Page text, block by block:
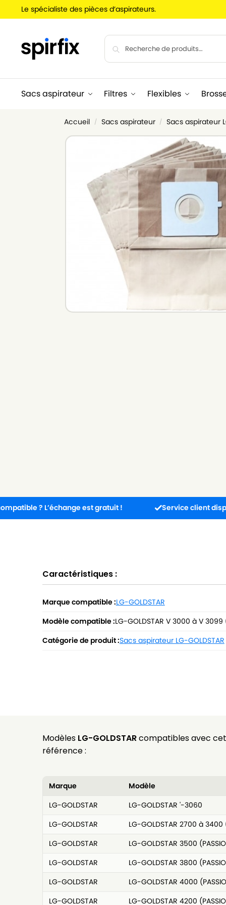
Le spécialiste des pièces d’aspirateurs.
Sacs aspirateur Filtres Flexibles
Accueil / Sacs aspirateur / Sacs aspirateur
L’échange est gratuit ! Service client disponible 5j/
Caractéristiques :
Marque compatible :LG-GOLDSTAR
Modèle compatible :LG-GOLDSTAR V 3000 à V 3099
Catégorie de produit :Sacs aspirateur LG-GOLDSTAR
Modèles LG-GOLDSTARcompatibles avec
référence :
Marque
Modèle
LG-GOLDSTAR
LG-GOLDSTAR '-3060
LG-GOLDSTAR
LG-GOLDSTAR 2700 à 3400
LG-GOLDSTAR
LG-GOLDSTAR 3500
LG-GOLDSTAR
LG-GOLDSTAR 3800
LG-GOLDSTAR
LG-GOLDSTAR 4000
LG-GOLDSTAR
LG-GOLDSTAR 4200